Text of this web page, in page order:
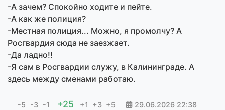
-А зачем? Спокойно ходите и пейте.
-А как же полиция?
-Местная полиция... Можно, я промолчу? А
Росгвардия сюда не заезжает.
-Да ладно!!
-Я сам в Росгвардии служу, в Калининграде. А
здесь между сменами работаю.
-5 -3 -1 +25 +1 +3 +5 29.06.2026 22:38